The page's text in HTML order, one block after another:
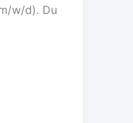
w/d). Du